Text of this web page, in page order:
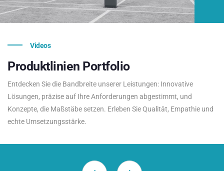
Videos
Produktlinien Portfolio
Entdecken Sie die Bandbreite unserer Leistungen: Innovative
Lösungen, präzise auf Ihre Anforderungen abgestimmt, und
Konzepte, die Maßstäbe setzen. Erleben Sie Qualität, Empathie und
echte Umsetzungsstärke.